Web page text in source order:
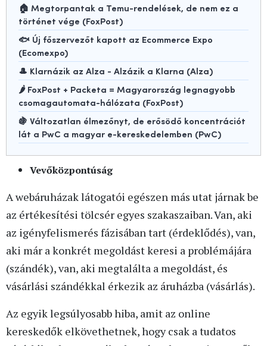
🏠 Megtorpantak a Temu-rendelések, de nem ez a
történet vége (FoxPost)
🐟 Új főszervezőt kapott az Ecommerce Expo
(Ecomexpo)
🎩 Klarnázik az Alza - Alzázik a Klarna (Alza)
🌶️ FoxPost + Packeta = Magyarország legnagyobb
csomagautomata-hálózata (FoxPost)
🍇 Változatlan élmezőnyt, de erősödő koncentrációt
lát a PwC a magyar e-kereskedelemben (PwC)
Vevőközpontúság
A webáruházak látogatói egészen más utat járnak be
az értékesítési tölcsér egyes szakaszaiban. Van, aki
az igényfelismerés fázisában tart (érdeklődés), van,
aki már a konkrét megoldást keresi a problémájára
(szándék), van, aki megtalálta a megoldást, és
vásárlási szándékkal érkezik az áruházba (vásárlás).
Az egyik legsúlyosabb hiba, amit az online
kereskedők elkövethetnek, hogy csak a tudatos